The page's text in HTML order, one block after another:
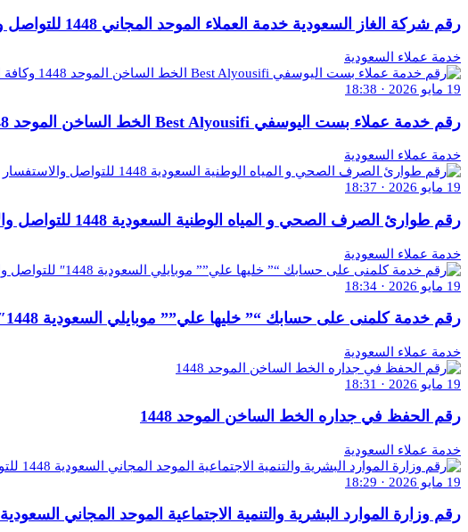
رقم شركة الغاز السعودية خدمة العملاء الموحد المجاني 1448 للتواصل والاستفسار
خدمة عملاء السعودية
19 مايو 2026 · 18:38
رقم خدمة عملاء بست اليوسفي Best Alyousifi الخط الساخن الموحد 1448 وكافة التفاصيل
خدمة عملاء السعودية
19 مايو 2026 · 18:37
رقم طوارئ الصرف الصحي و المياه الوطنية السعودية 1448 للتواصل والاستفسار
خدمة عملاء السعودية
19 مايو 2026 · 18:34
رقم خدمة كلمنى على حسابك “” خليها علي”” موبايلي السعودية 1448″ للتواصل والاستفسار
خدمة عملاء السعودية
19 مايو 2026 · 18:31
رقم الحفظ في جداره الخط الساخن الموحد 1448
خدمة عملاء السعودية
19 مايو 2026 · 18:29
رقم وزارة الموارد البشرية والتنمية الاجتماعية الموحد المجاني السعودية 1448 للتواصل والاستفسار